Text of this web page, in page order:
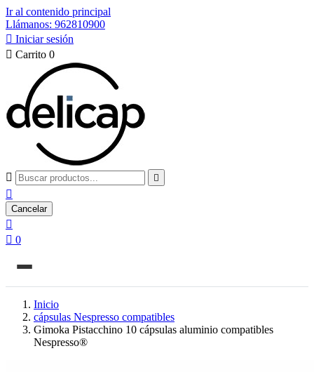
Ir al contenido principal
Llámanos: 962810900
 Iniciar sesión
 Carrito 0
 

Cancelar

 0
Inicio
cápsulas Nespresso compatibles
Gimoka Pistacchino 10 cápsulas aluminio compatibles
Nespresso®